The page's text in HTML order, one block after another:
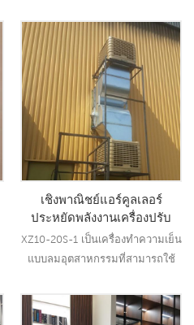
อ่านเพิ่มเติม
เชิงพาณิชย์แอร์คูลเลอร์
ประหยัดพลังงานเครื่องปรับ
อากาศเย็นแบบระเหยใช้ใน
อุตสาหกรรม
XZ10-20S-1 เป็นเครื่องทำความเย็น
แบบลมอุตสาหกรรมที่สามารถใช้
ใช้มอเตอร์พัดลม 1.5KW ให้ลมแรง
20000 CMH ความเร็ว 12 ระดับ ใช้